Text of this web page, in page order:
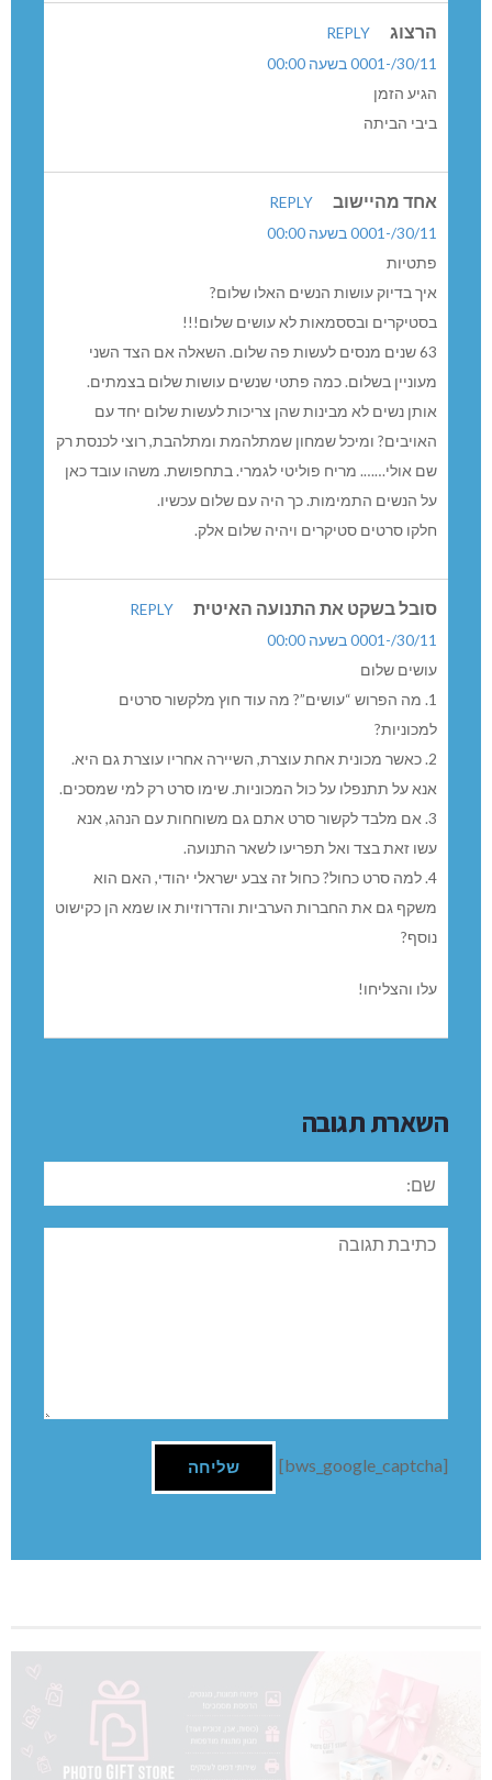
הרצוג
REPLY
30/11/-0001 בשעה 00:00
הגיע הזמן
ביבי הביתה
אחד מהיישוב
REPLY
30/11/-0001 בשעה 00:00
פתטיות
איך בדיוק עושות הנשים האלו שלום?
בסטיקרים ובססמאות לא עושים שלום!!!
63 שנים מנסים לעשות פה שלום. השאלה אם הצד השני
מעוניין בשלום. כמה פתטי שנשים עושות שלום בצמתים.
אותן נשים לא מבינות שהן צריכות לעשות שלום יחד עם
האויבים? ומיכל שמחון שמתלהמת ומתלהבת, רוצי לכנסת רק
שם אולי……. מריח פוליטי לגמרי. בתחפושת. משהו עובד כאן
על הנשים התמימות. כך היה עם שלום עכשיו.
חלקו סרטים סטיקרים ויהיה שלום אלק.
סובל בשקט את התנועה האיטית
REPLY
30/11/-0001 בשעה 00:00
עושים שלום
1. מה הפרוש “עושים”? מה עוד חוץ מלקשור סרטים
למכוניות?
2. כאשר מכונית אחת עוצרת, השיירה אחריו עוצרת גם היא.
אנא על תתנפלו על כול המכוניות. שימו סרט רק למי שמסכים.
3. אם מלבד לקשור סרט אתם גם משוחחות עם הנהג, אנא
עשו זאת בצד ואל תפריעו לשאר התנועה.
4. למה סרט כחול? כחול זה צבע ישראלי יהודי, האם הוא
משקף גם את החברות הערביות והדרוזיות או שמא הן כקישוט
נוסף?
עלו והצליחו!
השארת תגובה
שם:
תגובה
[bws_google_captcha]